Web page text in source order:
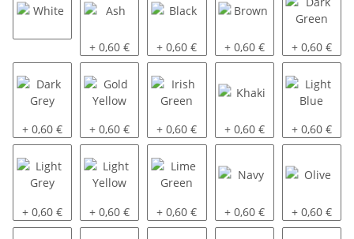
Ash
+ 0,60 € Black
+ 0,60 € Brown
+ 0,60 € Dark Green
+ 0,60 €
Dark Grey
+ 0,60 € Gold Yellow
+ 0,60 € Irish Green
+ 0,60 € Khaki
+ 0,60 € Light Blue
+ 0,60 €
Light Grey
+ 0,60 € Light Yellow
+ 0,60 € Lime Green
+ 0,60 € Navy
+ 0,60 € Olive
+ 0,60 €